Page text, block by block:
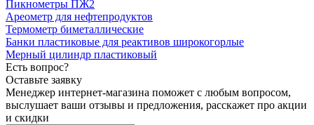
Пикнометры ПЖ2
Ареометр для нефтепродуктов
Термометр биметаллические
Банки пластиковые для реактивов широкогорлые
Мерный цилиндр пластиковый
Есть вопрос?
Оставьте заявку
Менеджер интернет-магазина поможет с любым вопросом,
выслушает ваши отзывы и предложения, расскажет про акции
и скидки